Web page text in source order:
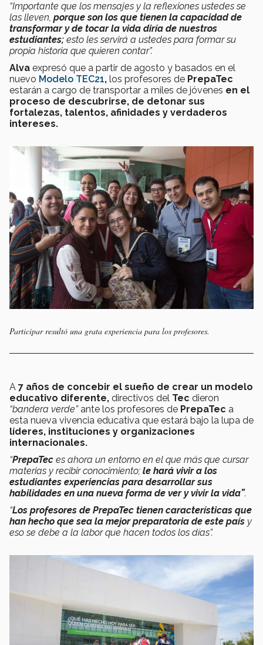
“Importante que los mensajes y la reflexiones ustedes se
las lleven, porque son los que tienen la capacidad de
transformar y de tocar la vida diría de nuestros
estudiantes; esto les servirá a ustedes para formar su
propia historia que quieren contar”.
Alva expresó que a partir de agosto y basados en el
nuevo Modelo TEC21, los profesores de PrepaTec
estarán a cargo de transportar a miles de jóvenes en el
proceso de descubrirse, de detonar sus
fortalezas, talentos, afinidades y verdaderos
intereses.
Participar resultó una grata experiencia para los profesores.
A 7 años de concebir el sueño de crear un modelo
educativo diferente, directivos del Tec dieron
“bandera verde”ante los profesores de PrepaTec a
esta nueva vivencia educativa que estará bajo la lupa de
líderes, instituciones y organizaciones
internacionales.
“PrepaTec es ahora un entorno en el que más que cursar
materias y recibir conocimiento; le hará vivir a los
estudiantes experiencias para desarrollar sus
habilidades en una nueva forma de ver y vivir la vida”.
“Los profesores de PrepaTec tienen características que
han hecho que sea la mejor preparatoria de este país y
eso se debe a la labor que hacen todos los días”.